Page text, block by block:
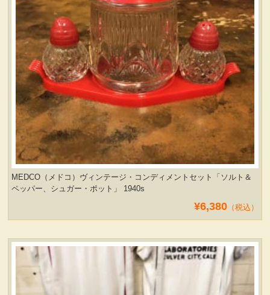
MEDCO（メドコ）ヴィンテージ・コンディメントセット「ソルト＆
ペッパー、シュガー・ポット」 1940s
¥6,380（税込）